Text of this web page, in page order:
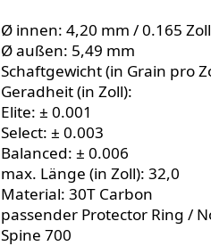
Ø innen: 4,20 mm / 0.165 Zoll
Ø außen: 5,49 mm
Schaftgewicht (in Grain pro
Geradheit (in Zoll):
Elite: ± 0.001
Select: ± 0.003
Balanced: ± 0.006
max. Länge (in Zoll): 32,0
Material: 30T Carbon
passender Protector Ring /
Spine 700